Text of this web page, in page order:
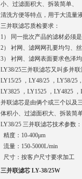
小、过滤面积大、拆装简单、
清洗方便等特点，用于大流量
三并联滤芯质检要求：
1） 同一批次产品的滤材必须
2） 衬网、滤网网孔要均匀、
3） 衬网、滤网表面要求色泽
LY38/25三并联滤芯又叫多并
LY15/25 ，LY48/25 ，LY58/25
LY3825 ，LY1525 ，LY4825
并联滤芯是由俩个或三个以及
体积小、过滤面积大、拆装简
LY38/25 三并联滤芯技术参数：
精度：10-400μm
流量：150-5000L/min
尺寸：按客户尺寸要求加工
三并联滤芯 LY-38/25W